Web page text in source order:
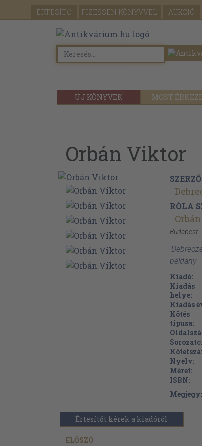
ÉRTESÍTŐ FIZESSEN KÖNYVVEL! AUKCIÓ
ÚJ KÖNYVEK MOST
Orbán Viktor
SZERZŐ
RÓLA
Budapest
példány
Kiadó:
Kiadás
helye:
Kiadás
Kötés
típusa:
Nyelv:
Méret:
ISBN:
Értesítőt kérek a kiadóról
ELŐSZÓ